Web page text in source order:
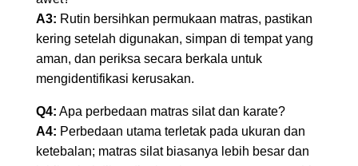
A3: Rutin bersihkan permukaan matras, pastikan
kering setelah digunakan, simpan di tempat yang
aman, dan periksa secara berkala untuk
mengidentifikasi kerusakan.
Q4: Apa perbedaan matras silat dan karate?
A4: Perbedaan utama terletak pada ukuran dan
ketebalan; matras silat biasanya lebih besar dan